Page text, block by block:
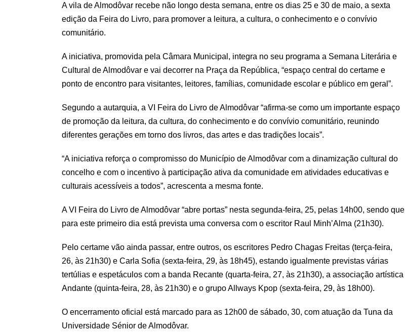
A vila de Almodôvar recebe não longo desta semana, entre os dias 25 e 30 de maio, a sexta
edição da Feira do Livro, para promover a leitura, a cultura, o conhecimento e o convívio
comunitário.
A iniciativa, promovida pela Câmara Municipal, integra no seu programa a Semana Literária e
Cultural de Almodôvar e vai decorrer na Praça da República, “espaço central do certame e
ponto de encontro para visitantes, leitores, famílias, comunidade escolar e público em geral”.
Segundo a autarquia, a VI Feira do Livro de Almodôvar “afirma-se como um importante espaço
de promoção da leitura, da cultura, do conhecimento e do convívio comunitário, reunindo
diferentes gerações em torno dos livros, das artes e das tradições locais”.
“A iniciativa reforça o compromisso do Município de Almodôvar com a dinamização cultural do
concelho e com o incentivo à participação ativa da comunidade em atividades educativas e
culturais acessíveis a todos”, acrescenta a mesma fonte.
A VI Feira do Livro de Almodôvar “abre portas” nesta segunda-feira, 25, pelas 14h00, sendo que
para este primeiro dia está prevista uma conversa com o escritor Raul Minh’Alma (21h30).
Pelo certame vão ainda passar, entre outros, os escritores Pedro Chagas Freitas (terça-feira,
26, às 21h30) e Carla Sofia (sexta-feira, 29, às 18h45), estando igualmente previstas várias
tertúlias e espetáculos com a banda Recante (quarta-feira, 27, às 21h30), a associação artística
Andante (quinta-feira, 28, às 21h30) e o grupo Allways Kpop (sexta-feira, 29, às 18h00).
O encerramento oficial está marcado para as 12h00 de sábado, 30, com atuação da Tuna da
Universidade Sénior de Almodôvar.